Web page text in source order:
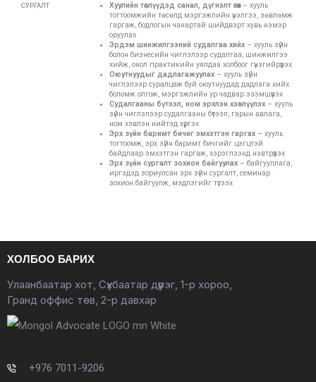
СУРГАЛТ
Хуулийн төслүүдэд санал, дүгнэлт өгөх– хууль
тогтоомжийн төсөлд мэргэжлийн үнэлгээ, зөвлөмж
гаргаж, бодлогын чанартай шийдвэрт хувь нэмэр
оруулах
Эрдэм шинжилгээний судалгаа хийх – хууль зүйн
болон бизнесийн чиглэлээр судалгаа, шинжилгээ
хийж, онол практикийн уялдаа холбоог гүнзгийрүүлэх
Оюутнуудыг дадлагажуулах – хууль зүйн
чиглэлээр суралцаж буй оюутнуудад дадлага хийх
боломж олгож, мэргэжлийн ур чадвар эзэмшүүлэх
Судалгааны бүтээл, ном эрхлэн хэвлүүлэх – хууль
зүйн чиглэлээр судалгааны бүтээл, гарын авлага,
ном хэвлэн нийтэд хүргэх
Эрх зүйн баримт бичиг эмхэтгэн гаргах – хууль
тогтоомж, эрх зүйн баримт бичгийг цэгцтэй
байдлаар эмхэтгэн гаргаж, хэрэглээнд нэвтрүүлэх
Эрх зүйн сургалт зохион байгуулах – байгууллага,
иргэдэд зориулсан эрх зүйн сургалт, семинар
зохион байгуулж, мэдлэгийг түгээх
ХОЛБОО БАРИХ
Улаанбаатар хот, Сүхбаатар дүүрэг, 1-р хороо,
Гранд оффис төв, 2-р давхар
+976 7011-9206